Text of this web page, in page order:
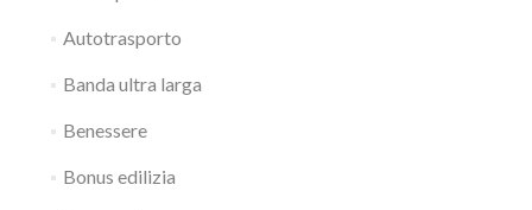
Autotrasporto
Banda ultra larga
Benessere
Bonus edilizia